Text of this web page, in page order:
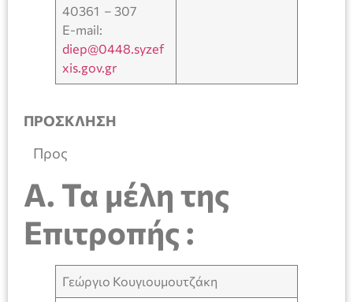
40361 – 307
E-mail:
diep@0448.syzef
xis.gov.gr
ΠΡΟΣΚΛΗΣΗ
Προς
A. Τα μέλη της
Επιτροπής :
Γεώργιο Κουγιουμουτζάκη